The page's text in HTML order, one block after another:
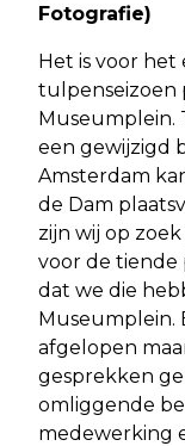
Fotografie)
Het is voor
tulpenseizoen
Museumplein.
een gewijzigd
Amsterdam
de Dam
zijn wij op
voor de tiende
dat we die
Museumplein.
afgelopen
gesprekken
omliggende
medewerking